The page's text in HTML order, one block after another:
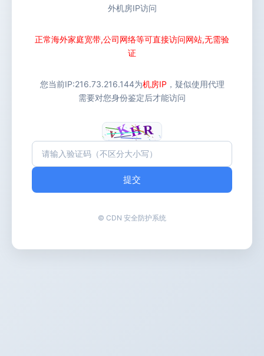
外机房IP访问
正常海外家庭宽带,公司网络等可直接访问网站,无需验
证
您当前IP:216.73.216.144为机房IP ，疑似使用代理
需要对您身份鉴定后才能访问
提交
© CDN 安全防护系统